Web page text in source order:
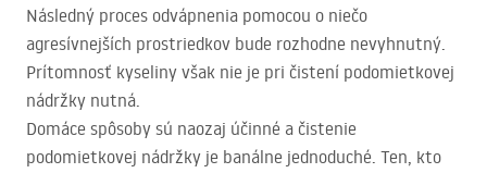
Následný proces odvápnenia pomocou o niečo
agresívnejších prostriedkov bude rozhodne nevyhnutný.
Prítomnosť kyseliny však nie je pri čistení podomietkovej
nádržky nutná.
Domáce spôsoby sú naozaj účinné a čistenie
podomietkovej nádržky je banálne jednoduché. Ten, kto